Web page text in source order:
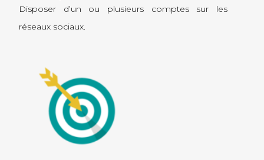
Disposer d’un ou plusieurs comptes sur les
réseaux sociaux.